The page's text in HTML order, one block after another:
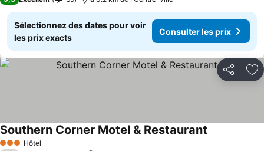
Sélectionnez des dates pour voir
les prix exacts
Consulter les prix
Partager
3 ÉtoilesHôtel
Southern Corner Motel & Restaurant